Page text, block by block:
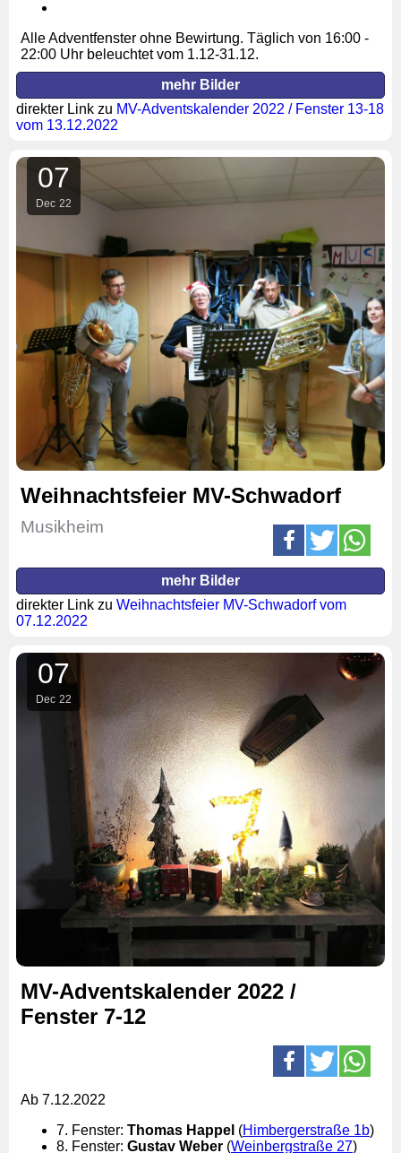
Alle Adventfenster ohne Bewirtung. Täglich von 16:00 -
22:00 Uhr beleuchtet vom 1.12-31.12.
mehr Bilder
direkter Link zu MV-Adventskalender 2022 / Fenster 13-18
vom 13.12.2022
07
Dec 22
Weihnachtsfeier MV-Schwadorf
Musikheim
mehr Bilder
direkter Link zu Weihnachtsfeier MV-Schwadorf vom
07.12.2022
07
Dec 22
MV-Adventskalender 2022 /
Fenster 7-12
Ab 7.12.2022
7. Fenster: Thomas Happel (Himbergerstraße 1b)
8. Fenster: Gustav Weber (Weinbergstraße 27)